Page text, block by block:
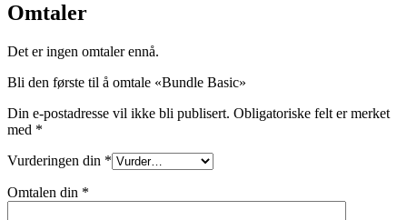
Omtaler
Det er ingen omtaler ennå.
Bli den første til å omtale «Bundle Basic»
Din e-postadresse vil ikke bli publisert. Obligatoriske felt er merket
med *
Vurderingen din *
Omtalen din *